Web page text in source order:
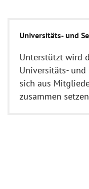
Universitäts- und
Unterstützt wird
Universitäts- und
sich aus
zusammen